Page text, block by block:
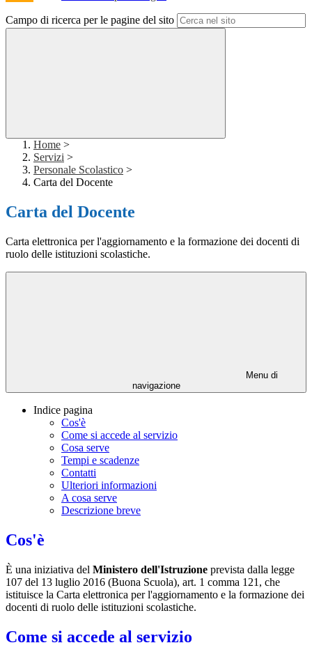
Campo di ricerca per le pagine del sito
Home >
Servizi >
Personale Scolastico >
Carta del Docente
Carta del Docente
Carta elettronica per l'aggiornamento e la formazione dei docenti di
ruolo delle istituzioni scolastiche.
Menu di
navigazione
Indice pagina
Cos'è
Come si accede al servizio
Cosa serve
Tempi e scadenze
Contatti
Ulteriori informazioni
A cosa serve
Descrizione breve
Cos'è
È una iniziativa del Ministero dell'Istruzione prevista dalla legge
107 del 13 luglio 2016 (Buona Scuola), art. 1 comma 121, che
istituisce la Carta elettronica per l'aggiornamento e la formazione dei
docenti di ruolo delle istituzioni scolastiche.
Come si accede al servizio